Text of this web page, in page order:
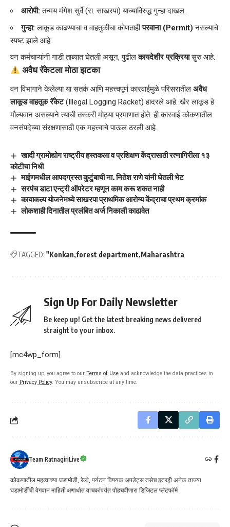
आरोपी: तन्मय मंगेश सुर्वे (रा. साखरपा) याच्याविरुद्ध गुन्हा दाखल.
गुन्हा: लाकूड काढण्याचा व वाहतुकीचा कोणताहीपरवाना (Permit) नसल्याचे
स्पष्ट झाले आहे.
वन कर्मचाऱ्यांनी गाडी ताब्यात घेतली असून, पुढीलकायदेशीर प्रक्रियासुरु आहे.
अवैध रॅकेटला मोठा झटका
​वन विभागाने केलेल्या या सतर्क आणि महत्त्वपूर्ण कारवाईमुळे परिसरातील अवैध
लाकूड वाहतूक रॅकेट(Illegal Logging Racket) हादरले आहे. खैर लाकूड हे
मौल्यवान असल्याने त्याची तस्करी मोठ्या प्रमाणात होते. ही कारवाई कोकणातील
वनसंपदेच्या संरक्षणासाठी एक महत्त्वाचे पाऊल ठरली आहे.
खादी ग्रामोद्योग राष्ट्रीय हस्तकला व प्रशिक्षण केंद्रासाठी रत्नागिरीला १३
कोटीचा निधी
माईणमधील आपदग्रस्त कुटुंबाची ना. नितेश राणे यांनी घेतली भेट
सरपंच डाटा एन्ट्री ऑपरेटर म्हणून काम करू शकत नाही
कायाकल्प योजनेमध्ये साखरपा प्राथमिक आरोग्य केंद्राचा प्रथम क्रमांक
लोकशाही दिनातील प्रलंबित अर्ज निकाली काढावेत
TAGGED: "Konkan forest department Maharashtra
Sign Up For Daily Newsletter
Be keep up! Get the latest breaking news delivered
straight to your inbox.
[mc4wp_form]
By signing up, you agree to our Terms of Use and acknowledge the data practices in
our Privacy Policy. You may unsubscribe at any time.
Team RatnagiriLive
कोकणातील महत्वाच्या घडामोडी, रेल्वे, पर्यटन विषयक अपडेट्स तसेच इतरही अनेक ताज्या
घडामोडींची वेगवान माहिती क्षणार्धात वाचकांपर्यत पोहचवीणारा डिजिटल प्लॅटफॉर्म